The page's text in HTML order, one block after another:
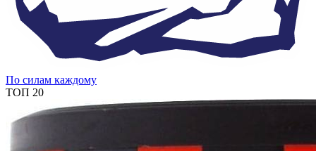
По силам каждому
ТОП 20